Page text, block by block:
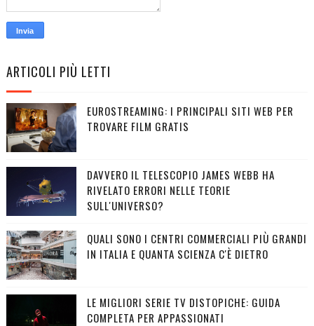
ARTICOLI PIÙ LETTI
EUROSTREAMING: I PRINCIPALI SITI WEB PER
TROVARE FILM GRATIS
DAVVERO IL TELESCOPIO JAMES WEBB HA
RIVELATO ERRORI NELLE TEORIE
SULL'UNIVERSO?
QUALI SONO I CENTRI COMMERCIALI PIÙ GRANDI
IN ITALIA E QUANTA SCIENZA C'È DIETRO
LE MIGLIORI SERIE TV DISTOPICHE: GUIDA
COMPLETA PER APPASSIONATI